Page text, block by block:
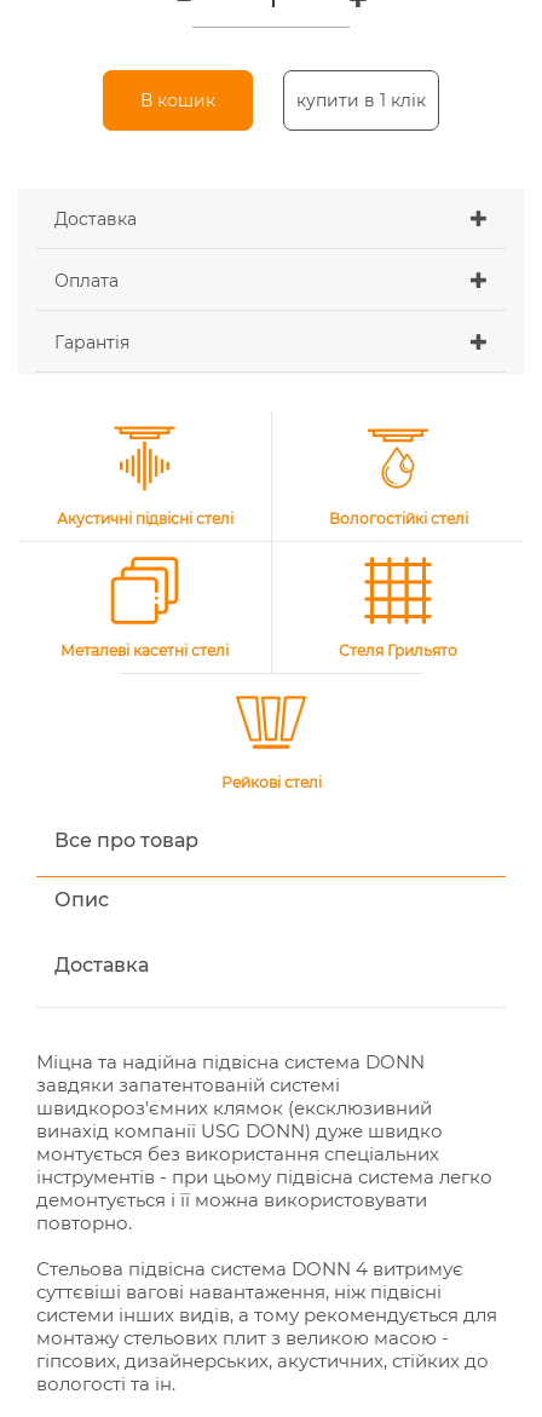
В кошик купити в 1 клік
Доставка
Оплата
Гарантія
Акустичні підвісні стелі Вологостійкі стелі
Металеві касетні стелі Стеля Грильято
Рейкові стелі
Все про товар
Опис
Доставка
Міцна та надійна підвісна система DONN
завдяки запатентованій системі
швидкороз'ємних клямок (ексклюзивний
винахід компанії USG DONN) дуже швидко
монтується без використання спеціальних
інструментів - при цьому підвісна система легко
демонтується і її можна використовувати
повторно.
Стельова підвісна система DONN 4 витримує
суттєвіші вагові навантаження, ніж підвісні
системи інших видів, а тому рекомендується для
монтажу стельових плит з великою масою -
гіпсових, дизайнерських, акустичних, стійких до
вологості та ін.